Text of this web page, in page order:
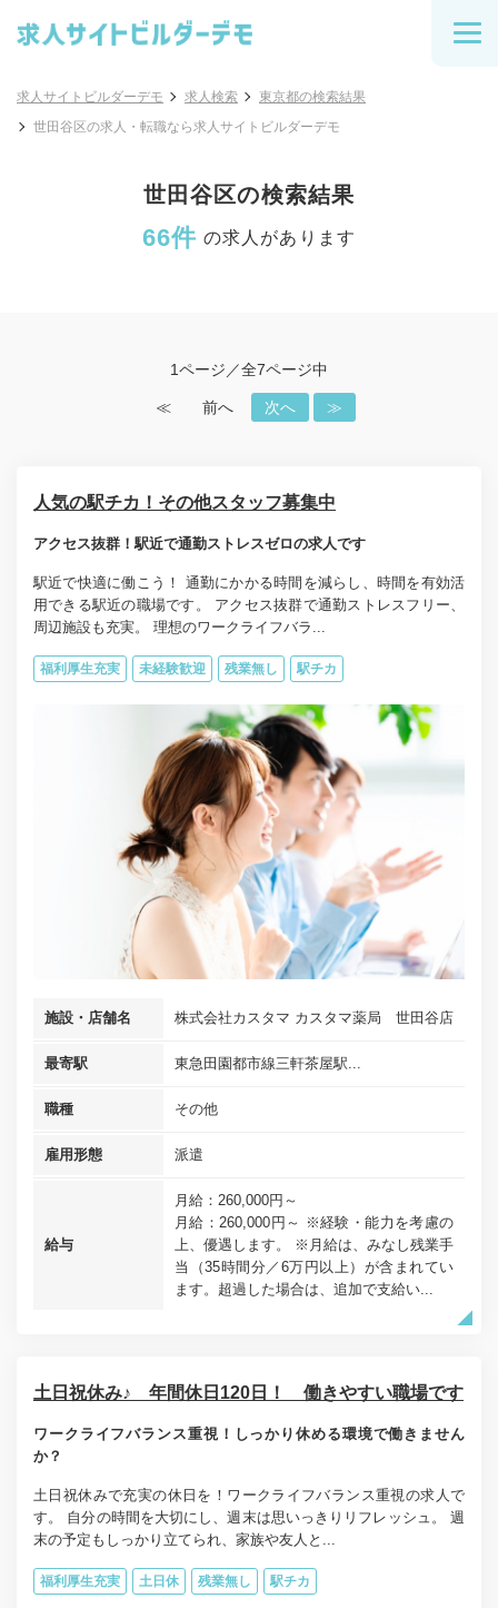
求人サイトビルダーデモ 求人検索
東京都の検索結果
世田谷区の求人・転職なら求人サイトビルダーデモ
世田谷区の検索結果
66件 の求人があります
1ページ／全7ページ中
≪ 前へ 次へ ≫
人気の駅チカ！その他スタッフ募集中
アクセス抜群！駅近で通勤ストレスゼロの求人です
駅近で快適に働こう！ 通勤にかかる時間を減らし、時間を有効活
用できる駅近の職場です。 アクセス抜群で通勤ストレスフリー、
周辺施設も充実。 理想のワークライフバラ...
福利厚生充実 未経験歓迎 残業無し 駅チカ
施設・店舗名 株式会社カスタマ カスタマ薬局 世田谷店
最寄駅 東急田園都市線三軒茶屋駅...
職種 その他
雇用形態 派遣
給与
月給：260,000円～
月給：260,000円～ ※経験・能力を考慮の
上、優遇します。 ※月給は、みなし残業手
当（35時間分／6万円以上）が含まれてい
ます。超過した場合は、追加で支給い...
土日祝休み♪ 年間休日120日！ 働きやすい職場です
ワークライフバランス重視！しっかり休める環境で働きません
か？
土日祝休みで充実の休日を！ワークライフバランス重視の求人で
す。 自分の時間を大切にし、週末は思いっきりリフレッシュ。 週
末の予定もしっかり立てられ、家族や友人と...
福利厚生充実 土日休 残業無し 駅チカ